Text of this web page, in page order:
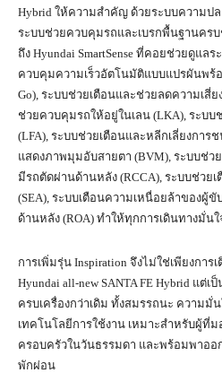
Hybrid ให้ความสำคัญ ด้วยระบบความ
ระบบช่วยควบคุมรถและเบรกพื้นฐานคร
ถึง Hyundai SmartSense ที่คอยช่วยดูแล
ควบคุมความเร็วอัตโนมัติแบบแปรผันพร้อ
Go), ระบบช่วยเตือนและช่วยลดความเสี่
ช่วยควบคุมรถให้อยู่ในเลน (LKA), ระบบ
(LFA), ระบบช่วยเตือนและหลีกเลี่ยงการ
แสดงภาพมุมอับสายตา (BVM), ระบบช่ว
มีรถตัดผ่านด้านหลัง (RCCA), ระบบช่วย
(SEA), ระบบเตือนความเหนื่อยล้าของผู้ขั
ด้านหลัง (ROA) ทำให้ทุกการเดินทางมั่
การเพิ่มรุ่น Inspiration จึงไม่ใช่เพียงกา
Hyundai all-new SANTA FE Hybrid แต่
ครบเครื่องกว่าเดิม ทั้งสมรรถนะ ความมั่
เทคโนโลยีการใช้งาน เหมาะสำหรับผู้ที่
ครอบครัวในวันธรรมดา และพร้อมพาอ
พักผ่อน